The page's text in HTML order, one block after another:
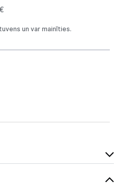
un var mainīties.